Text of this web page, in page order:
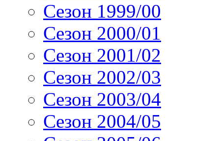
Сезон 1999/00
Сезон 2000/01
Сезон 2001/02
Сезон 2002/03
Сезон 2003/04
Сезон 2004/05